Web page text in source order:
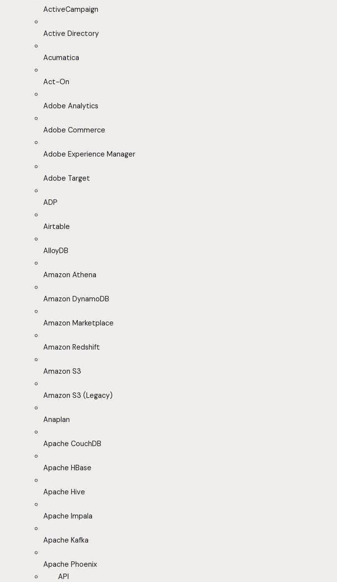
ActiveCampaign
Active Directory
Acumatica
Act-On
Adobe Analytics
Adobe Commerce
Adobe Experience Manager
Adobe Target
ADP
Airtable
AlloyDB
Amazon Athena
Amazon DynamoDB
Amazon Marketplace
Amazon Redshift
Amazon S3
Amazon S3 (Legacy)
Anaplan
Apache CouchDB
Apache HBase
Apache Hive
Apache Impala
Apache Kafka
Apache Phoenix
API